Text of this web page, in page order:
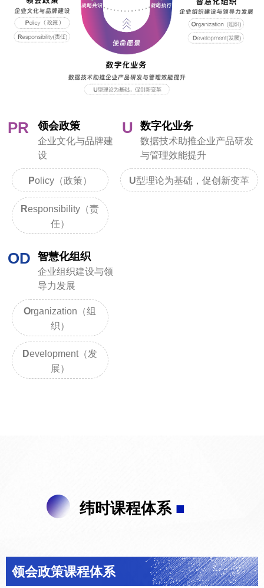
PR 领会政策
企业文化与品牌建
设
Policy（政策）
Responsibility（责
任）
U 数字化业务
数据技术助推企业产品研发
与管理效能提升
U型理论为基础，促创新变革
OD 智慧化组织
企业组织建设与领
导力发展
Organization（组
织）
Development（发
展）
领会政策课程体系
纬时课程体系 ■